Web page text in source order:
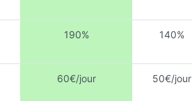
190% 140%
60€/jour 50€/jour